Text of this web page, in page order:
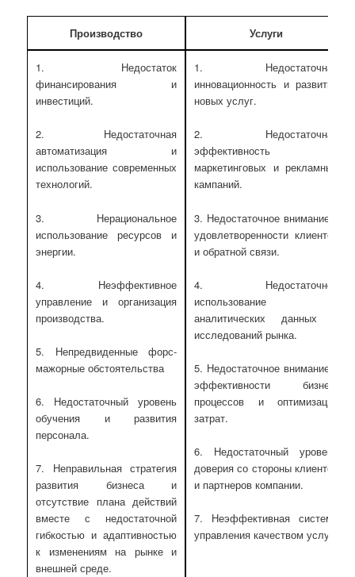
Производство Услуги
1. Недостаток
финансирования и
инвестиций.
2. Недостаточная
автоматизация и
использование современных
технологий.
3. Нерациональное
использование ресурсов и
энергии.
4. Неэффективное
управление и организация
производства.
5. Непредвиденные форс-
мажорные обстоятельства
6. Недостаточный уровень
обучения и развития
персонала.
7. Неправильная стратегия
развития бизнеса и
отсутствие плана действий
вместе с недостаточной
гибкостью и адаптивностью
к изменениям на рынке и
внешней среде.
1. Недостаточная
инновационность и развитие
новых услуг.
2. Недостаточная
эффективность
маркетинговых и рекламных
кампаний.
3. Недостаточное внимание к
удовлетворенности клиентов
и обратной связи.
4. Недостаточное
использование
аналитических данных и
исследований рынка.
5. Недостаточное внимание к
эффективности бизнес-
процессов и оптимизации
затрат.
6. Недостаточный уровень
доверия со стороны клиентов
и партнеров компании.
7. Неэффективная система
управления качеством услуг.